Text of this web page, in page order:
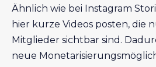
Ähnlich wie bei Instagram
hier kurze Videos posten, die
Mitglieder sichtbar sind.
neue